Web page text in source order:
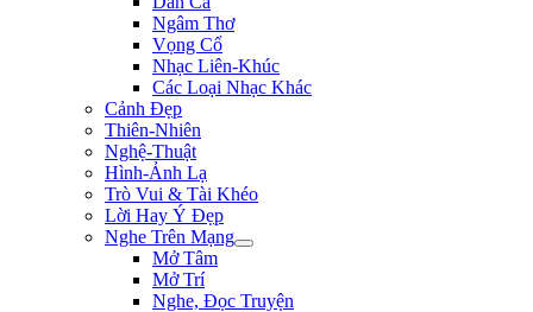
Ngâm Thơ
Vọng Cổ
Nhạc Liên-Khúc
Các Loại Nhạc Khác
Cảnh Đẹp
Thiên-Nhiên
Nghệ-Thuật
Hình-Ảnh Lạ
Trò Vui & Tài Khéo
Lời Hay Ý Đẹp
Nghe Trên Mạng
Mở Tâm
Mở Trí
Nghe, Đọc Truyện